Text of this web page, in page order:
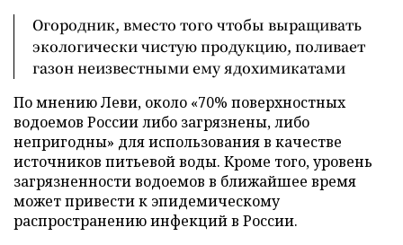
Огородник, вместо того чтобы выращивать
экологически чистую продукцию, поливает
газон неизвестными ему ядохимикатами
По мнению Леви, около «70% поверхностных
водоемов России либо загрязнены, либо
непригодны» для использования в качестве
источников питьевой воды. Кроме того, уровень
загрязненности водоемов в ближайшее время
может привести к эпидемическому
распространению инфекций в России.